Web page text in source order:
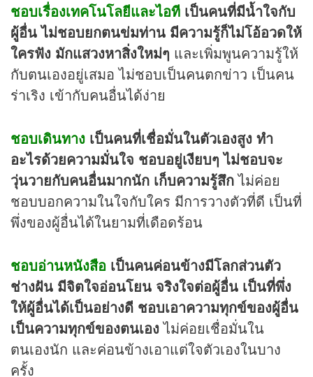
ชอบเรื่องเทคโนโลยีและไอที เป็นคนที่มีน้ำใจกับ
ผู้อื่น ไม่ชอบยกตนข่มท่าน มีความรู้ก็ไม่โอ้อวดให้
ใครฟัง มักแสวงหาสิ่งใหม่ๆ และเพิ่มพูนความรู้ให้
กับตนเองอยู่เสมอ ไม่ชอบเป็นคนตกข่าว เป็นคน
ร่าเริง เข้ากับคนอื่นได้ง่าย
ชอบเดินทาง เป็นคนที่เชื่อมั่นในตัวเองสูง ทำ
อะไรด้วยความมั่นใจ ชอบอยู่เงียบๆ ไม่ชอบจะ
วุ่นวายกับคนอื่นมากนัก เก็บความรู้สึกไม่ค่อย
ชอบบอกความในใจกับใคร มีการวางตัวที่ดี เป็นที่
พึ่งของผู้อื่นได้ในยามที่เดือดร้อน
ชอบอ่านหนังสือ เป็นคนค่อนข้างมีโลกส่วนตัว
ช่างฝัน มีจิตใจอ่อนโยน จริงใจต่อผู้อื่น เป็นที่พึ่ง
ให้ผู้อื่นได้เป็นอย่างดี ชอบเอาความทุกข์ของผู้อื่น
เป็นความทุกข์ของตนเองไม่ค่อยเชื่อมั่นใน
ตนเองนัก และค่อนข้างเอาแต่ใจตัวเองในบาง
ครั้ง